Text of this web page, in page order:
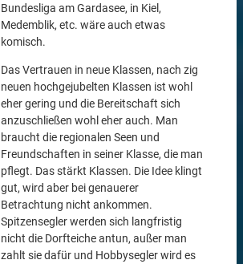
Bundesliga am Gardasee, in Kiel,
Medemblik, etc. wäre auch etwas
komisch.
Das Vertrauen in neue Klassen, nach zig
neuen hochgejubelten Klassen ist wohl
eher gering und die Bereitschaft sich
anzuschließen wohl eher auch. Man
braucht die regionalen Seen und
Freundschaften in seiner Klasse, die man
pflegt. Das stärkt Klassen. Die Idee klingt
gut, wird aber bei genauerer
Betrachtung nicht ankommen.
Spitzensegler werden sich langfristig
nicht die Dorfteiche antun, außer man
zahlt sie dafür und Hobbysegler wird es